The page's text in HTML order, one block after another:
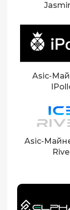
Asic-
Asic-